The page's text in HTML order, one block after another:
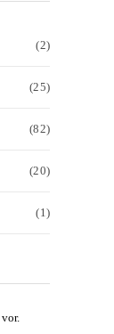
(2)
(25)
(82)
(20)
(1)